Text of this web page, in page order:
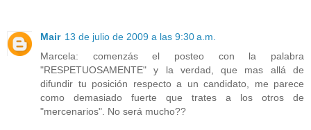
Mair 13 de julio de 2009 a las 9:30 a.m.
Marcela: comenzás el posteo con la palabra
"RESPETUOSAMENTE" y la verdad, que mas allá de
difundir tu posición respecto a un candidato, me parece
como demasiado fuerte que trates a los otros de
"mercenarios". No será mucho??